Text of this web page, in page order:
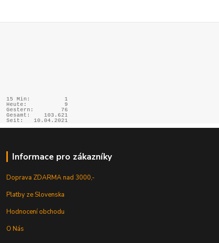
15 Min:
1
Heute:
9
Gestern:
76
Gesamt:
103.621
Seit:
10.04.2021
Informace pro zákazníky
Doprava ZDARMA nad 3000,-
Platby ze Slovenska
Hodnocení obchodu
O Nás